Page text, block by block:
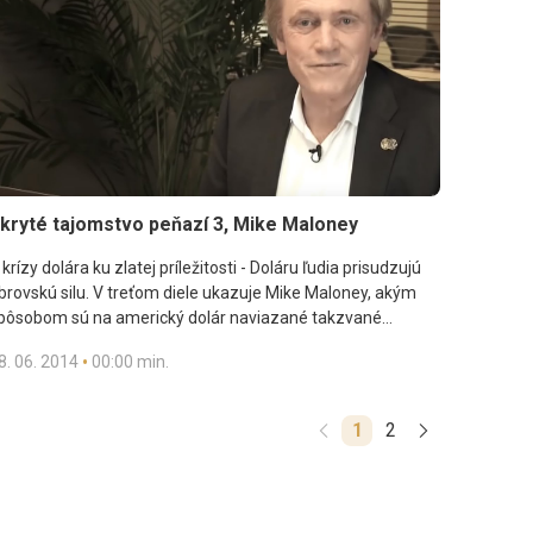
tajomstvo peňazí 3, Mike Maloney
krízy dolára ku zlatej príležitosti - Doláru ľudia prisudzujú
silu. V treťom diele ukazuje Mike Maloney, akým
sú na americký dolár naviazané takzvané
06. 2014 • 00:00 min.
1 2